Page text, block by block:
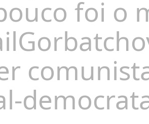
foi o